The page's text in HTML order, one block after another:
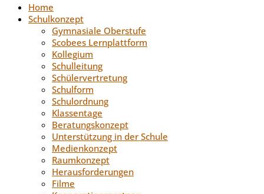
Home
Schulkonzept
Gymnasiale Oberstufe
Scobees Lernplattform
Kollegium
Schulleitung
Schülervertretung
Schulform
Schulordnung
Klassentage
Beratungskonzept
Unterstützung in der Schule
Medienkonzept
Raumkonzept
Herausforderungen
Filme